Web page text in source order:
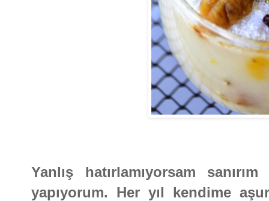
Yanlış hatırlamıyorsam
yapıyorum. Her yıl kendime